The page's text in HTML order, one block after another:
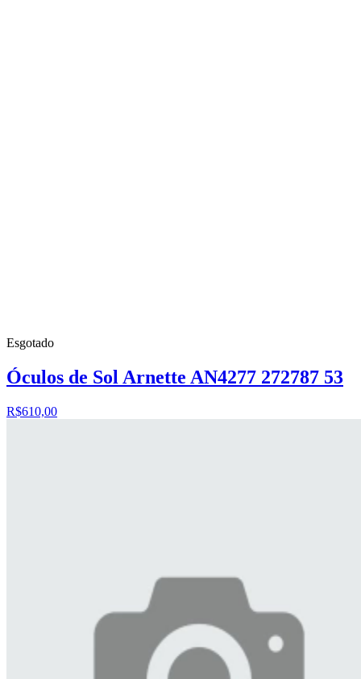
Esgotado
Óculos de Sol Arnette AN4277 272787 53
R$610,00